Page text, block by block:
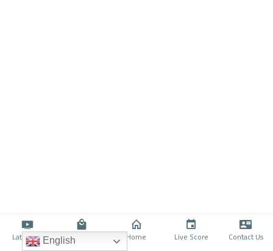
Latino TV Shop Home Live Score Contact Us
English